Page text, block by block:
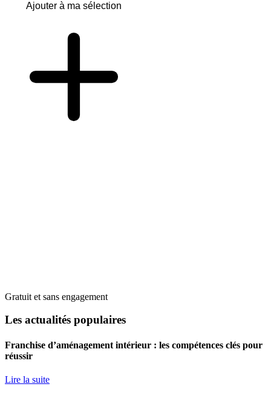
Ajouter à ma sélection
Gratuit et sans engagement
Les actualités populaires
Franchise d’aménagement intérieur : les compétences clés pour
réussir
Lire la suite